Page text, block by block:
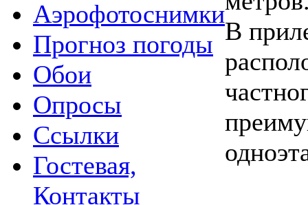
Аэрофотоснимки
Прогноз погоды
Обои
Опросы
Ссылки
Гостевая,
Контакты
В